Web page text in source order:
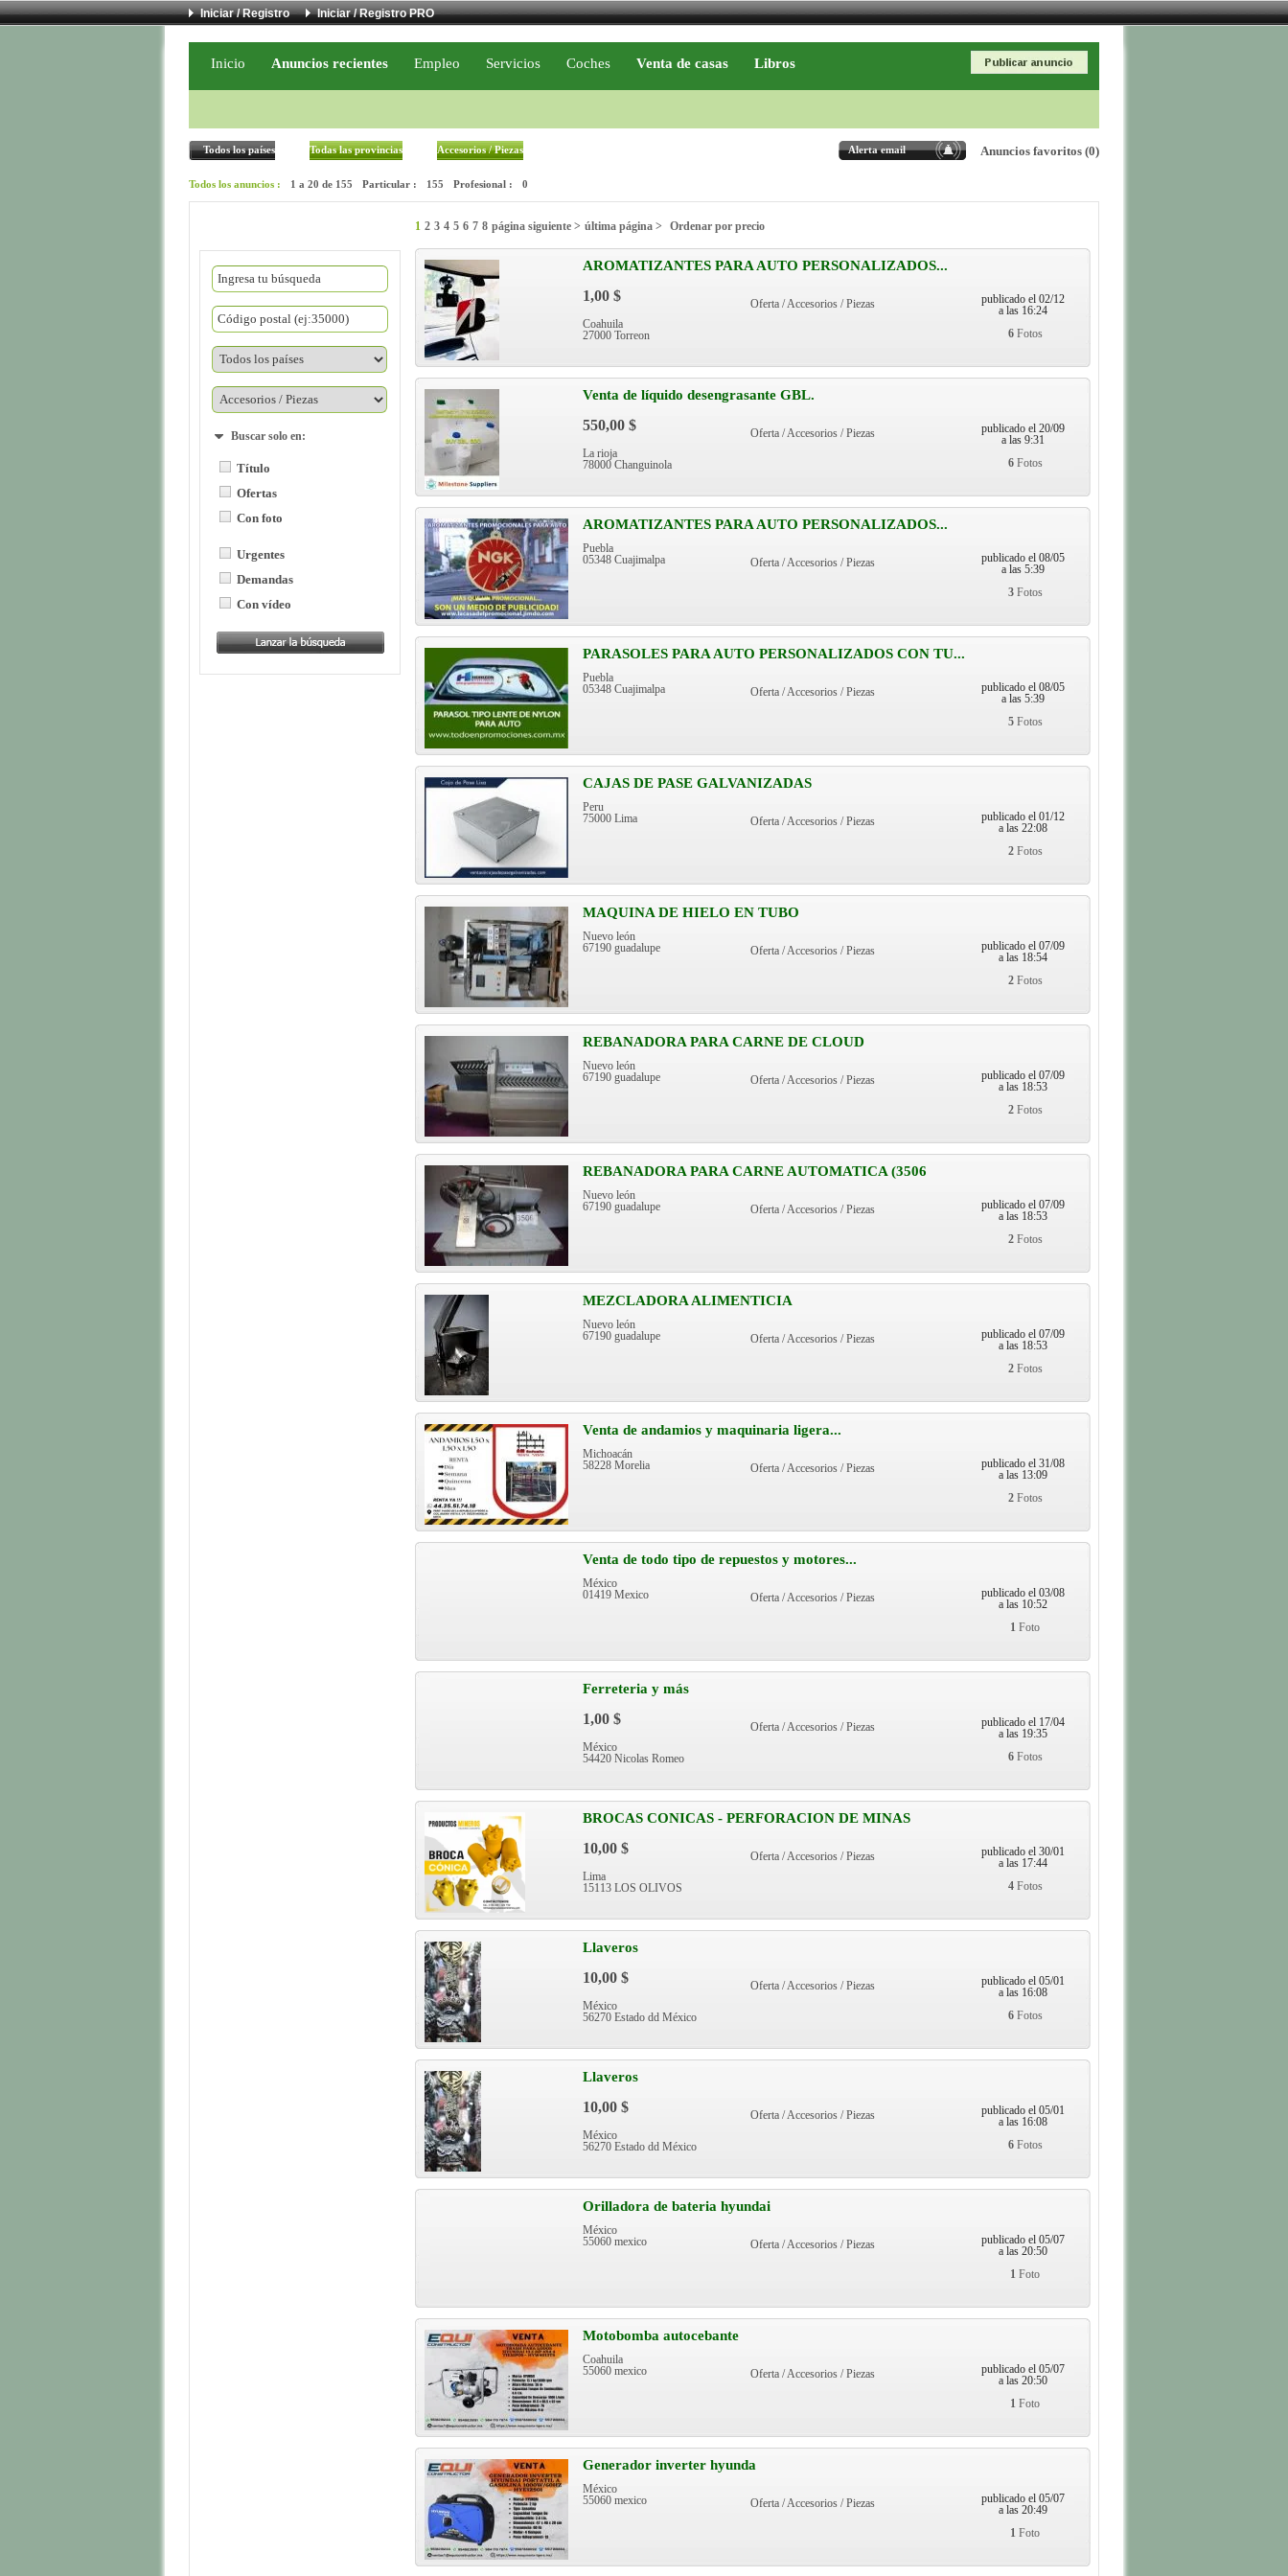
Iniciar / Registro Iniciar / Registro PRO
Inicio Anuncios recientes Empleo Servicios Coches Venta de casas Libros
Todos los países Todas las provincias Accesorios / Piezas Alerta email Anuncios favoritos (0)
Todos los anuncios : 1 a 20 de 155 Particular : 155 Profesional : 0
1 2 3 4 5 6 7 8 página siguiente > última página > Ordenar por precio
AROMATIZANTES PARA AUTO PERSONALIZADOS...
1,00 $
Coahuila
27000 Torreon
Oferta / Accesorios / Piezas
publicado el 02/12
a las 16:24
6Fotos
Venta de líquido desengrasante GBL.
550,00 $
La rioja
78000 Changuinola
Oferta / Accesorios / Piezas
publicado el 20/09
a las 9:31
6Fotos
AROMATIZANTES PARA AUTO PERSONALIZADOS...
Puebla
05348 Cuajimalpa
Oferta / Accesorios / Piezas
publicado el 08/05
a las 5:39
3Fotos
PARASOLES PARA AUTO PERSONALIZADOS CON TU...
Puebla
05348 Cuajimalpa
Oferta / Accesorios / Piezas
publicado el 08/05
a las 5:39
5Fotos
CAJAS DE PASE GALVANIZADAS
Peru
75000 Lima
Oferta / Accesorios / Piezas
publicado el 01/12
a las 22:08
2Fotos
MAQUINA DE HIELO EN TUBO
Nuevo león
67190 guadalupe
Oferta / Accesorios / Piezas
publicado el 07/09
a las 18:54
2Fotos
REBANADORA PARA CARNE DE CLOUD
Nuevo león
67190 guadalupe
Oferta / Accesorios / Piezas
publicado el 07/09
a las 18:53
2Fotos
REBANADORA PARA CARNE AUTOMATICA (3506
Nuevo león
67190 guadalupe
Oferta / Accesorios / Piezas
publicado el 07/09
a las 18:53
2Fotos
MEZCLADORA ALIMENTICIA
Nuevo león
67190 guadalupe
Oferta / Accesorios / Piezas
publicado el 07/09
a las 18:53
2Fotos
Venta de andamios y maquinaria ligera...
Michoacán
58228 Morelia
Oferta / Accesorios / Piezas
publicado el 31/08
a las 13:09
2Fotos
Venta de todo tipo de repuestos y motores...
México
01419 Mexico
Oferta / Accesorios / Piezas
publicado el 03/08
a las 10:52
1 Foto
Ferreteria y más
1,00 $
México
54420 Nicolas Romeo
Oferta / Accesorios / Piezas
publicado el 17/04
a las 19:35
6Fotos
BROCAS CONICAS - PERFORACION DE MINAS
10,00 $
Lima
15113 LOS OLIVOS
Oferta / Accesorios / Piezas
publicado el 30/01
a las 17:44
4Fotos
Llaveros
10,00 $
México
56270 Estado dd México
Oferta / Accesorios / Piezas
publicado el 05/01
a las 16:08
6Fotos
Llaveros
10,00 $
México
56270 Estado dd México
Oferta / Accesorios / Piezas
publicado el 05/01
a las 16:08
6Fotos
Orilladora de bateria hyundai
México
55060 mexico
Oferta / Accesorios / Piezas
publicado el 05/07
a las 20:50
1 Foto
Motobomba autocebante
Coahuila
55060 mexico
Oferta / Accesorios / Piezas
publicado el 05/07
a las 20:50
1 Foto
Generador inverter hyunda
México
55060 mexico
Oferta / Accesorios / Piezas
publicado el 05/07
a las 20:49
1 Foto
Buscar solo en:
Título
Ofertas
Con foto
Urgentes
Demandas
Con vídeo